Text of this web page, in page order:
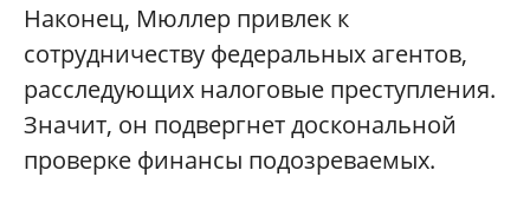
Наконец, Мюллер привлек к
сотрудничеству федеральных агентов,
расследующих налоговые преступления.
Значит, он подвергнет доскональной
проверке финансы подозреваемых.